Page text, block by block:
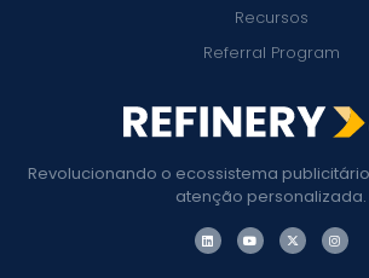
Revolucionando o ecossistema
atenção personalizada.
Recursos
Referral Program